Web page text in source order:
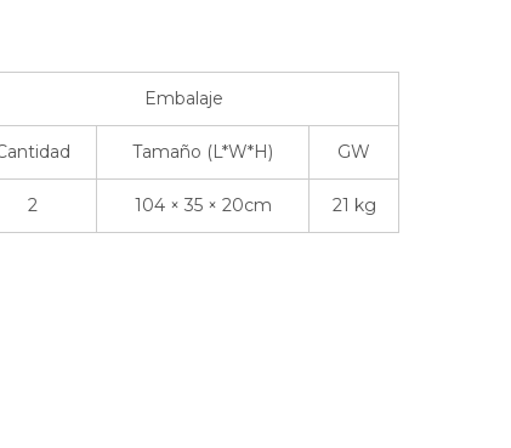
Embalaje
Tamaño (L*W*H) GW
2 104 × 35 × 20cm 21 kg